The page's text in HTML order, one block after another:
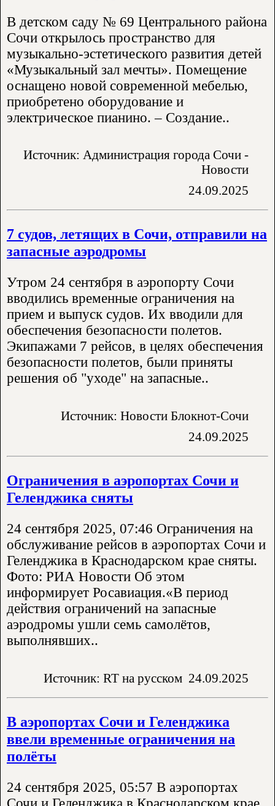
В детском саду № 69 Центрального района
Сочи открылось пространство для
музыкально-эстетического развития детей
«Музыкальный зал мечты». Помещение
оснащено новой современной мебелью,
приобретено оборудование и
электрическое пианино. – Создание..
Источник: Администрация города Сочи -
Новости
24.09.2025
7 судов, летящих в Сочи, отправили на
запасные аэродромы
Утром 24 сентября в аэропорту Сочи
вводились временные ограничения на
прием и выпуск судов. Их вводили для
обеспечения безопасности полетов.
Экипажами 7 рейсов, в целях обеспечения
безопасности полетов, были приняты
решения об "уходе" на запасные..
Источник: Новости Блокнот-Сочи
24.09.2025
Ограничения в аэропортах Сочи и
Геленджика сняты
24 сентября 2025, 07:46 Ограничения на
обслуживание рейсов в аэропортах Сочи и
Геленджика в Краснодарском крае сняты.
Фото: РИА Новости Об этом
информирует Росавиация.«В период
действия ограничений на запасные
аэродромы ушли семь самолётов,
выполнявших..
Источник: RT на русском 24.09.2025
В аэропортах Сочи и Геленджика
ввели временные ограничения на
полёты
24 сентября 2025, 05:57 В аэропортах